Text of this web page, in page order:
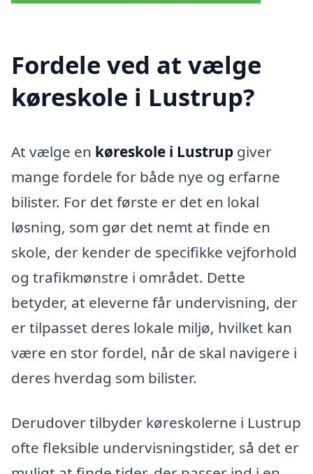
Fordele ved at vælge
køreskole i Lustrup?
At vælge en køreskole i Lustrup giver
mange fordele for både nye og erfarne
bilister. For det første er det en lokal
løsning, som gør det nemt at finde en
skole, der kender de specifikke vejforhold
og trafikmønstre i området. Dette
betyder, at eleverne får undervisning, der
er tilpasset deres lokale miljø, hvilket kan
være en stor fordel, når de skal navigere i
deres hverdag som bilister.
Derudover tilbyder køreskolerne i Lustrup
ofte fleksible undervisningstider, så det er